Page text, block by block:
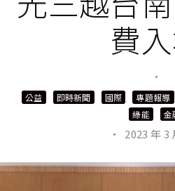
費
·
公益 即時新聞 國際 專題報導
綠能
金
· 2023 年 3